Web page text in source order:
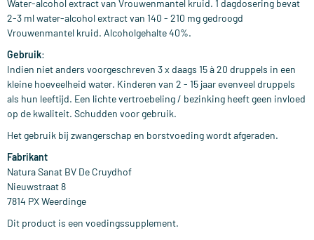
Water-alcohol extract van Vrouwenmantel kruid. 1 dagdosering bevat
2-3 ml water-alcohol extract van 140 - 210 mg gedroogd
Vrouwenmantel kruid. Alcoholgehalte 40%.
Gebruik:
Indien niet anders voorgeschreven 3 x daags 15 à 20 druppels in een
kleine hoeveelheid water. Kinderen van 2 - 15 jaar evenveel druppels
als hun leeftijd. Een lichte vertroebeling / bezinking heeft geen invloed
op de kwaliteit. Schudden voor gebruik.
Het gebruik bij zwangerschap en borstvoeding wordt afgeraden.
Fabrikant
Natura Sanat BV De Cruydhof
Nieuwstraat 8
7814 PX Weerdinge
Dit product is een voedingssupplement.